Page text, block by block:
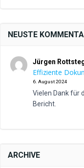
NEUSTE
Jürgen
Effiziente
6. August 2024
Vielen Dank für
Bericht.
ARCHIVE